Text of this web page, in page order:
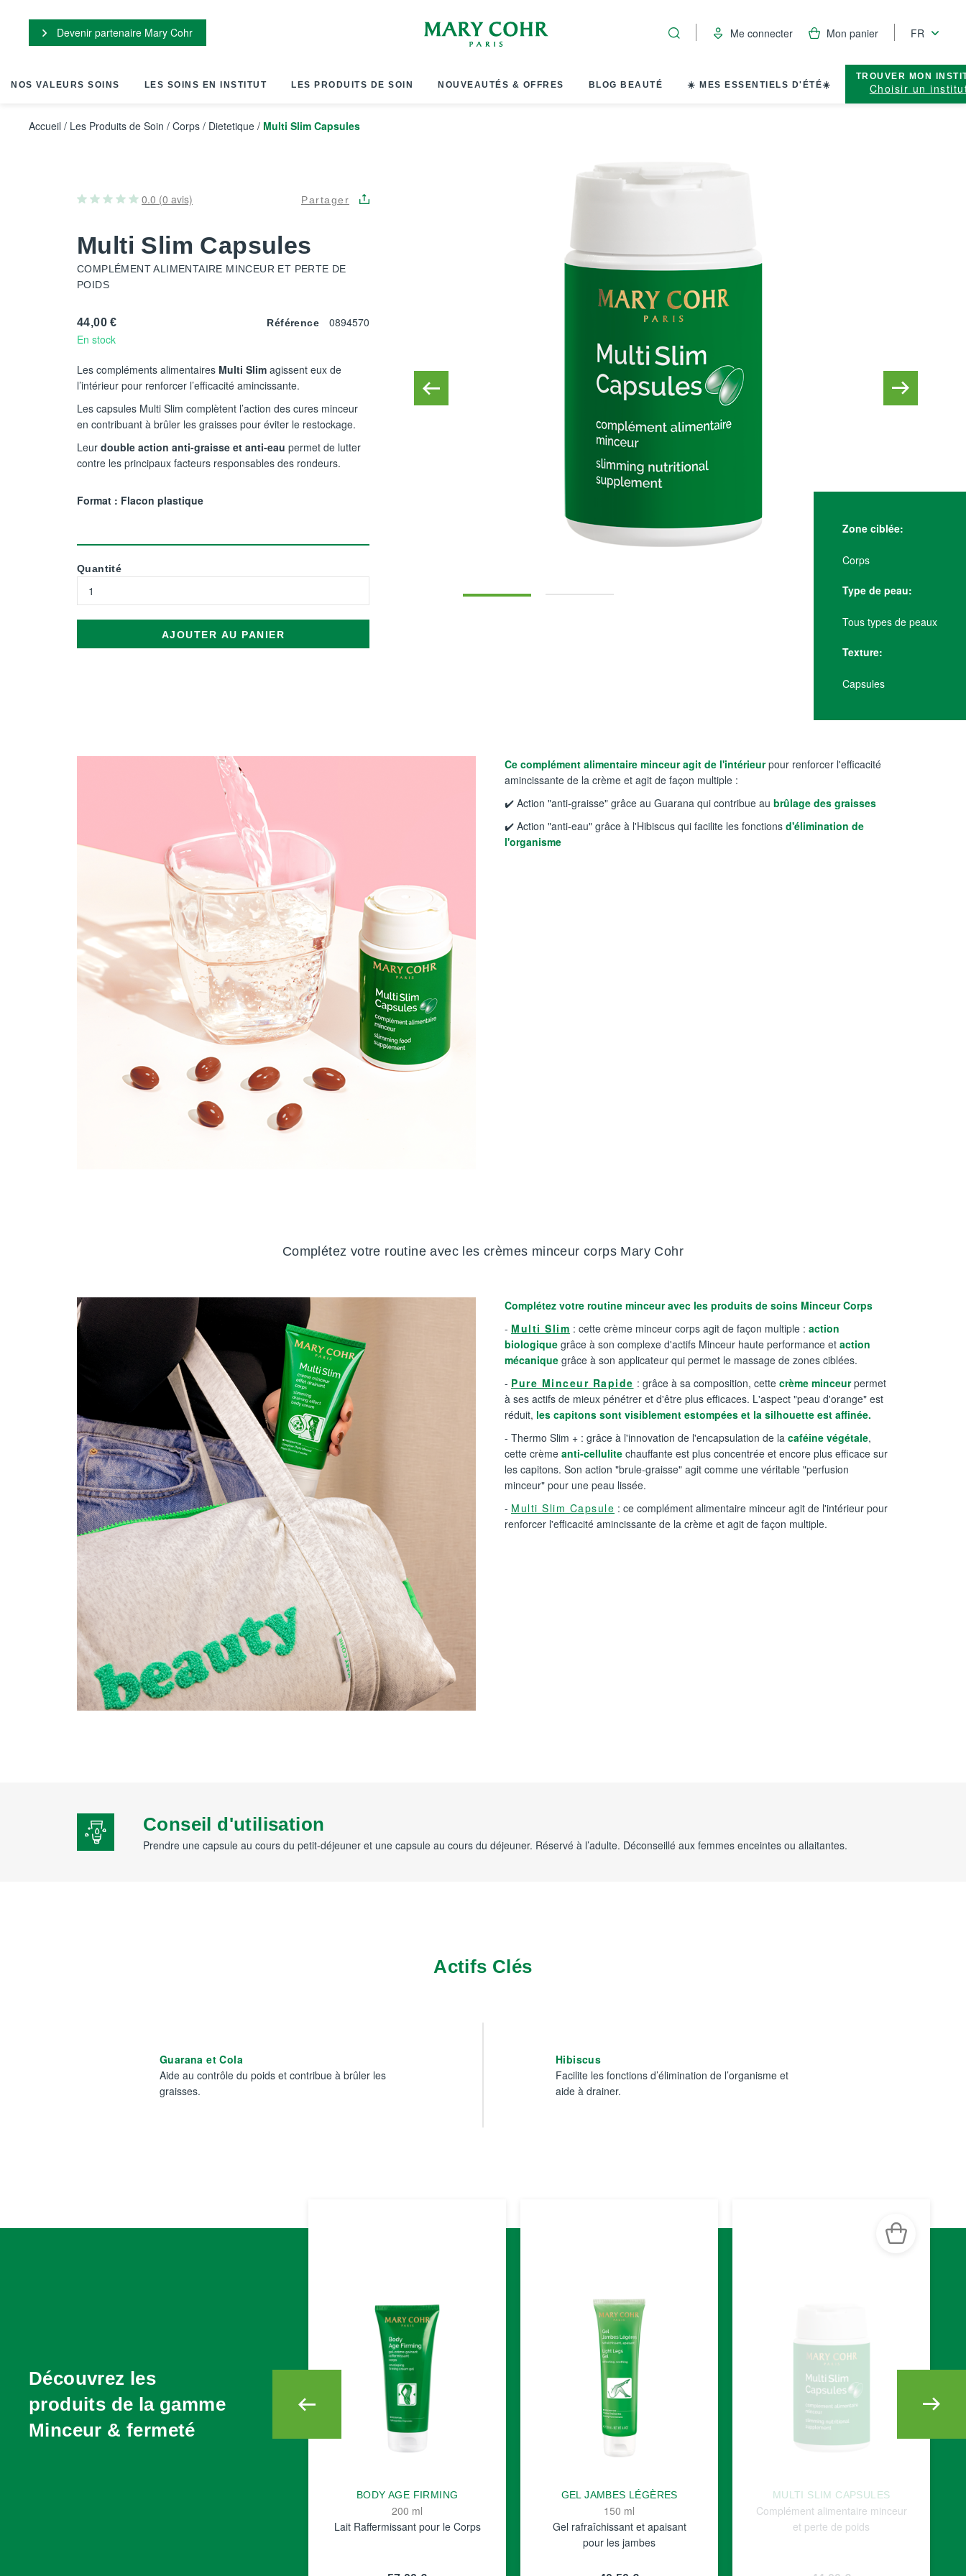
Devenir partenaire Mary Cohr Me connecter Mon panier FR
NOS VALEURS SOINS LES SOINS EN INSTITUT LES PRODUITS DE SOIN NOUVEAUTÉS & OFFRES BLOG BEAUTÉ ☀️ MES ESSENTIELS D'ÉTÉ☀️
TROUVER MON
Choisir un
Accueil / Les Produits de Soin / Corps / Dietetique / Multi Slim Capsules
0.0 (0 avis) Partager
Multi Slim Capsules
COMPLÉMENT ALIMENTAIRE MINCEUR ET PERTE DE
POIDS
44,00 €
En stock
Référence 0894570
Les compléments alimentaires Multi Slim agissent eux de
l’intérieur pour renforcer l’efficacité amincissante.
Les capsules Multi Slim complètent l’action des cures minceur
en contribuant à brûler les graisses pour éviter le restockage.
Leur double action anti-graisse et anti-eau permet de lutter
contre les principaux facteurs responsables des rondeurs.
Format : Flacon plastique
Quantité
AJOUTER AU PANIER
Zone ciblée:
Corps
Type de peau:
Tous types de peaux
Texture:
Capsules
Ce complément alimentaire minceur agit de l'intérieurpour renforcer l'efficacité
amincissante de la crème et agit de façon multiple :
✔️ Action "anti-graisse" grâce au Guarana qui contribue au brûlage des graisses
✔️ Action "anti-eau" grâce à l'Hibiscus qui facilite les fonctions d'élimination de
l'organisme
Complétez votre routine avec les crèmes minceur corps Mary Cohr
Complétez votre routine minceur avec les produits de soins Minceur Corps
- Multi Slim : cette crème minceur corps agit de façon multiple : action
biologique grâce à son complexe d'actifs Minceur haute performance et action
mécanique grâce à son applicateur qui permet le massage de zones ciblées.
- Pure Minceur Rapide : grâce à sa composition, cette crème minceurpermet
à ses actifs de mieux pénétrer et d'être plus efficaces. L'aspect "peau d'orange" est
réduit, les capitons sont visiblement estompées et la silhouette est affinée.
- Thermo Slim + : grâce à l'innovation de l'encapsulation de la caféine végétale,
cette crème anti-cellulite chauffante est plus concentrée et encore plus efficace sur
les capitons. Son action "brule-graisse" agit comme une véritable "perfusion
minceur" pour une peau lissée.
- Multi Slim Capsule : ce complément alimentaire minceur agit de l'intérieur pour
renforcer l'efficacité amincissante de la crème et agit de façon multiple.
Conseil d'utilisation
Prendre une capsule au cours du petit-déjeuner et une capsule au cours du déjeuner. Réservé à l’adulte. Déconseillé aux femmes enceintes ou allaitantes.
Actifs Clés
Guarana et Cola
Aide au contrôle du poids et contribue à brûler les
graisses.
Hibiscus
Facilite les fonctions d’élimination de l’organisme et
aide à drainer.
Découvrez les
produits de la gamme
Minceur & fermeté
BODY AGE FIRMING
200 ml
Lait Raffermissant pour le Corps
GEL JAMBES LÉGÈRES
150 ml
Gel rafraîchissant et apaisant
pour les jambes
MULTI SLIM CAPSULES
Complément alimentaire minceur
et perte de poids